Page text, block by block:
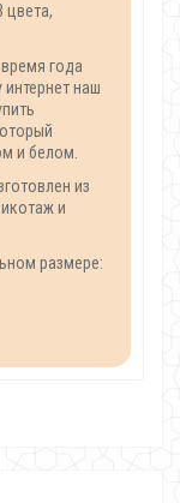
цвета,
года
интернет наш
и белом.
из
и
размере: